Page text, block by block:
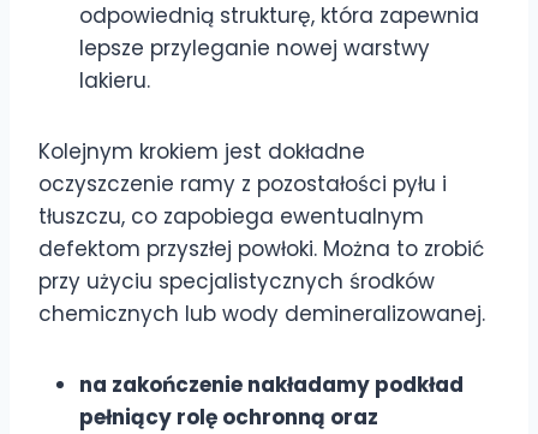
odpowiednią strukturę, która zapewnia
lepsze przyleganie nowej warstwy
lakieru.
Kolejnym krokiem jest dokładne
oczyszczenie ramy z pozostałości pyłu i
tłuszczu, co zapobiega ewentualnym
defektom przyszłej powłoki. Można to zrobić
przy użyciu specjalistycznych środków
chemicznych lub wody demineralizowanej.
na zakończenie nakładamy podkład
pełniący rolę ochronną oraz